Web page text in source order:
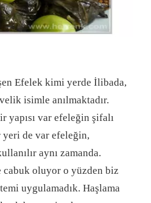
Efelek kimi yerde İlibada,
isimle anılmaktadır.
yapısı var efeleğin şifalı
de var efeleğin,
aynı zamanda.
cabuk oluyor o yüzden biz
uygulamadık. Haşlama